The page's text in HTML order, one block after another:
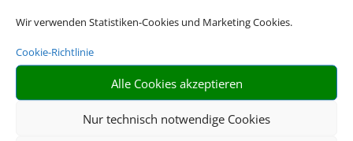
Wir verwenden Statistiken-Cookies und Marketing Cookies.
Cookie-Richtlinie
Alle Cookies akzeptieren
Nur technisch notwendige Cookies